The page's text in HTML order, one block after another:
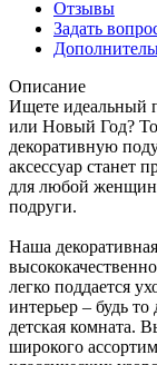
Отзывы
Задать
Описание
Ищете идеальный
или Новый Год?
декоративную
аксессуар станет
для любой
подруги.
Наша
легко поддается
интерьер – будь
детская комната.
широкого